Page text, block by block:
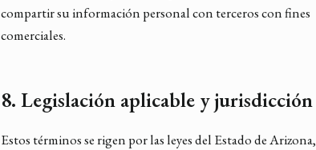
compartir su información personal con terceros con fines
comerciales.
8. Legislación aplicable y jurisdicción
Estos términos se rigen por las leyes del Estado de Arizona,